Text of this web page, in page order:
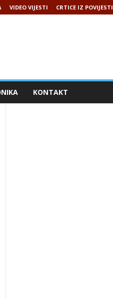
VIDEO VIJESTI CRTICE IZ POVIJESTI
KONTAKT